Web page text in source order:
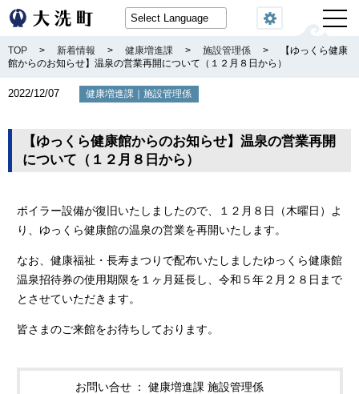
閲覧機能
TOP > 新着情報 > 健康増進課 > 施設管理係 >
【ゆっくら健康
館からのお知らせ】温泉の営業再開について（１２月８日から）
2022/12/07 健康増進課 ｜施設管理係
【ゆっくら健康館からのお知らせ】温泉の営業再開
について（１２月８日から）
ボイラー設備が復旧いたしましたので、１２月８日（木曜日）よ
り、ゆっくら健康館の温泉の営業を再開いたします。
なお、健康福祉・長寿まつりで配布いたしましたゆっくら健康館
温泉招待券の使用期限を１ヶ月延長し、令和５年２月２８日まで
とさせていただきます。
皆さまのご来館をお待ちしております。
お問い合せ
健康増進課 施設管理係